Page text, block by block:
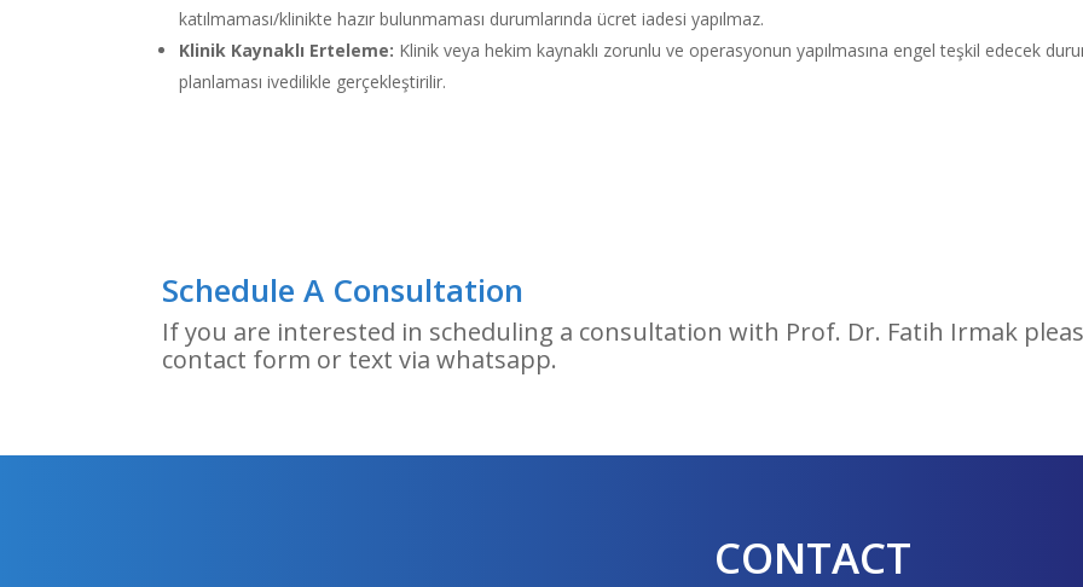
katılmaması/klinikte hazır bulunmaması durumlarında ücret iadesi yapılmaz.
Klinik Kaynaklı Erteleme: Klinik veya hekim kaynaklı zorunlu ve operasyonun yapılmasına engel teşkil edecek
planlaması ivedilikle gerçekleştirilir.
Schedule A Consultation
If you are interested in scheduling a consultation with Prof. Dr. Fatih Irmak
contact form or text via whatsapp.
CONTACT